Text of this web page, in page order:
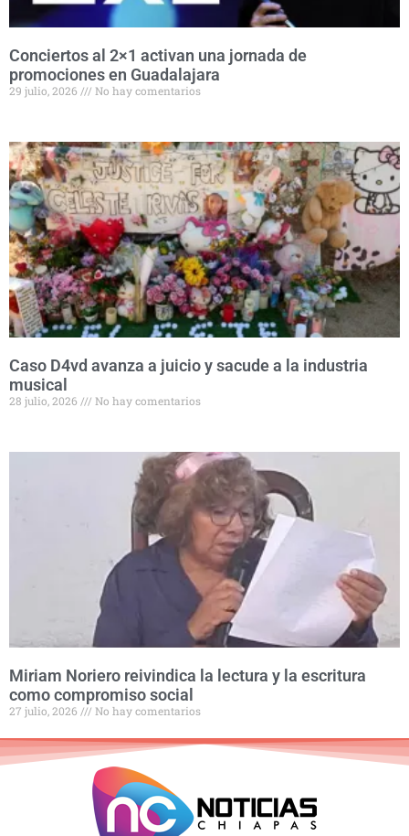
Conciertos al 2×1 activan una jornada de
promociones en Guadalajara
29 julio, 2026 No hay comentarios
Caso D4vd avanza a juicio y sacude a la industria
musical
28 julio, 2026 No hay comentarios
Miriam Noriero reivindica la lectura y la escritura
como compromiso social
27 julio, 2026 No hay comentarios